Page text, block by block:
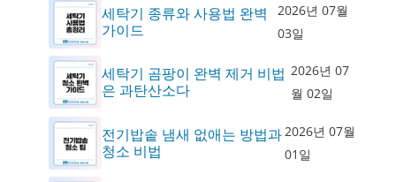
세탁기 종류와 사용법 완벽
가이드
2026년 07월
03일
세탁기 곰팡이 완벽 제거 비법
은 과탄산소다
2026년 07
월 02일
전기밥솥 냄새 없애는 방법과
청소 비법
2026년 07월
01일